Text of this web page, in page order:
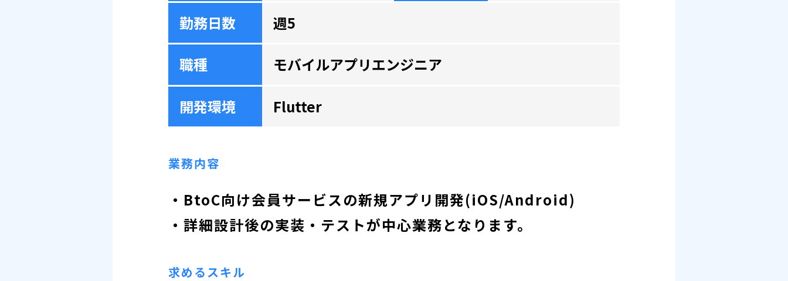
勤務日数 週5
職種 モバイルアプリエンジニア
開発環境 Flutter
業務内容
・BtoC向け会員サービスの新規アプリ開発(iOS/Android)
・詳細設計後の実装・テストが中心業務となります。
求めるスキル